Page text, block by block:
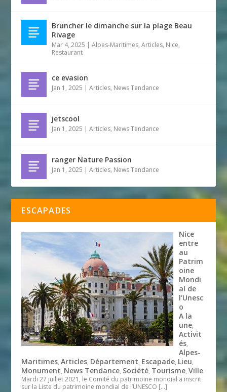
Bruncher le dimanche sur la plage Beau
Rivage
Mar 4, 2025 |Alpes-Maritimes,Articles, Nice,
Restaurant
ce evasion
Jan 1, 2025 |Articles, News Tendance
jetscool
Jan 1, 2025 |Articles, News Tendance
ranger Nature Passion
Jan 1, 2025 |Articles, News Tendance
ESCAPADES
Nice
entre
au
Patrim
oine
Mondi
al de
l’Unesc
o
A la
une,
Activit
és,
Alpes-
Maritimes,Articles, Département, Escapade, Lieu,
Monument, News Tendance, Société, Tourisme,Ville
Mardi 27 juillet 2021, le Comité du patrimoine mondial a inscrit
sur la Liste du patrimoine mondial de l’UNESCO […]